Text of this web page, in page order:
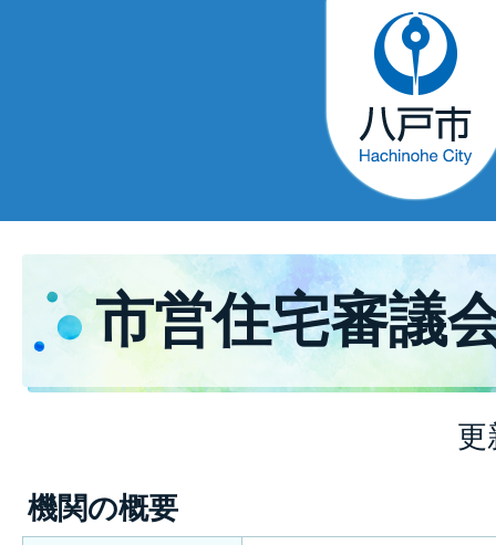
市営住宅審議
更
機関の概要